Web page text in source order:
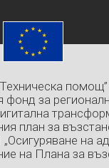
за
план за
на
на Плана за